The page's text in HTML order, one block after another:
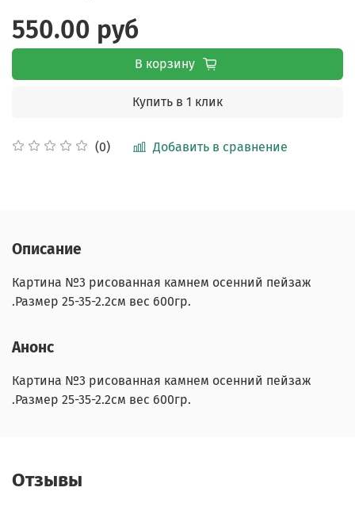
(0) Добавить в сравнение
550.00 руб
В корзину
Купить в 1 клик
Описание
Картина №3 рисованная камнем осенний пейзаж
.Размер 25-35-2.2см вес 600гр.
Анонс
Картина №3 рисованная камнем осенний пейзаж
.Размер 25-35-2.2см вес 600гр.
Отзывы